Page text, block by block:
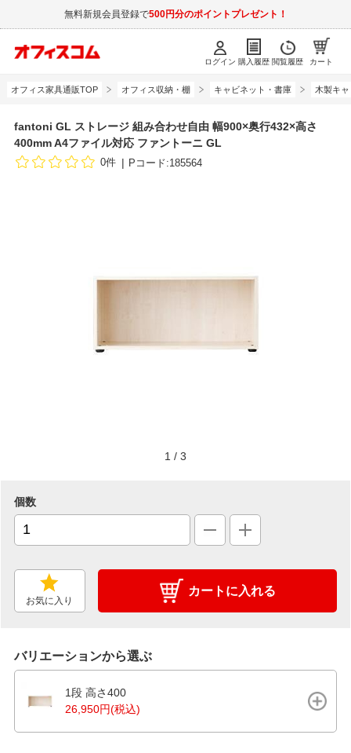
無料新規会員登録で500円分のポイントプレゼント！
ログイン 購入履歴 閲覧履歴 カート
オフィス家具通販TOP オフィス収納・棚 キャビネット・書庫 木製キ
fantoni GL ストレージ 組み合わせ自由 幅900×奥行432×高さ
400mm A4ファイル対応 ファントーニ GL
0件 Pコード:185564
1 / 3
個数
お気に入り
カートに入れる
バリエーションから選ぶ
1段 高さ400
26,950円(税込)